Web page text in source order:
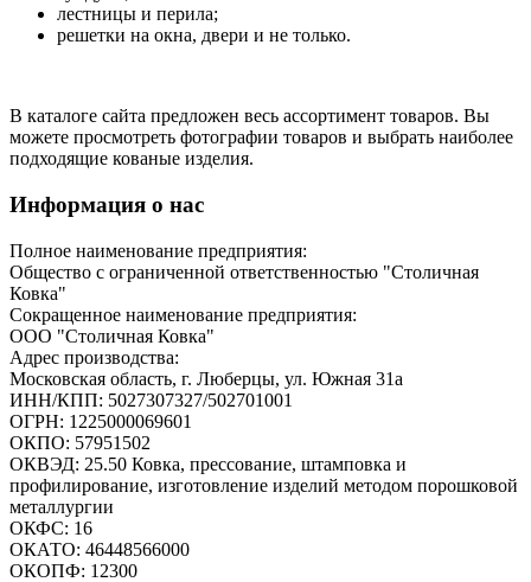
лестницы и перила;
решетки на окна, двери и не только.
В каталоге сайта предложен весь ассортимент товаров. Вы
можете просмотреть фотографии товаров и выбрать наиболее
подходящие кованые изделия.
Информация о нас
Полное наименование предприятия:
Общество с ограниченной ответственностью "Столичная
Ковка"
Сокращенное наименование предприятия:
ООО "Столичная Ковка"
Адрес производства:
Московская область, г. Люберцы, ул. Южная 31а
ИНН/КПП: 5027307327/502701001
ОГРН: 1225000069601
ОКПО: 57951502
ОКВЭД: 25.50 Ковка, прессование, штамповка и
профилирование, изготовление изделий методом порошковой
металлургии
ОКФС: 16
ОКАТО: 46448566000
ОКОПФ: 12300